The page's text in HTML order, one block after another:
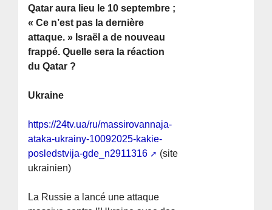
Qatar aura lieu le 10 septembre ;
« Ce n’est pas la dernière
attaque. » Israël a de nouveau
frappé. Quelle sera la réaction
du Qatar ?
Ukraine
https://24tv.ua/ru/massirovannaja-
ataka-ukrainy-10092025-kakie-
posledstvija-gde_n2911316
(site
ukrainien)
La Russie a lancé une attaque